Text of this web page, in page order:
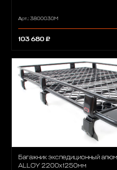
Арт.: 3800030M
103 680 ₽
Багажник экспедиционный
ALLOY 2200х1250мм